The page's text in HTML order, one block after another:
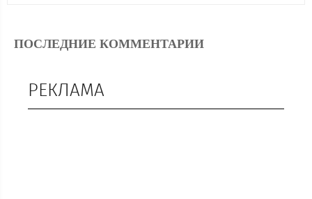
ПОСЛЕДНИЕ КОММЕНТАРИИ
РЕКЛАМА